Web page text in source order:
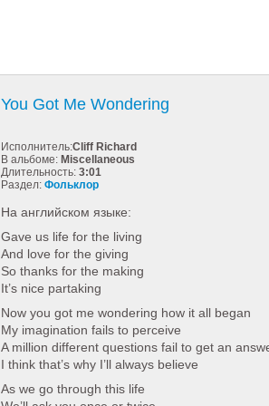
You Got Me Wondering
Исполнитель:Cliff Richard
В альбоме: Miscellaneous
Длительность: 3:01
Раздел: Фольклор
На английском языке:
Gave us life for the living
And love for the giving
So thanks for the making
It’s nice partaking
Now you got me wondering how it all began
My imagination fails to perceive
A million different questions fail to get an
I think that’s why I’ll always believe
As we go through this life